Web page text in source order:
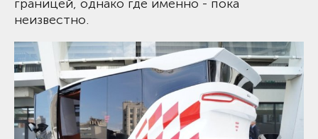
границей, однако где именно - пока
неизвестно.